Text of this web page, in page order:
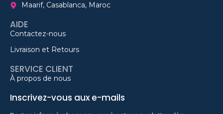
Maarif, Casablanca, Maroc
AIDE
Contactez-nous
Livraison et Retours
SERVICE CLIENT
À propos de nous
Inscrivez-vous aux e-mails